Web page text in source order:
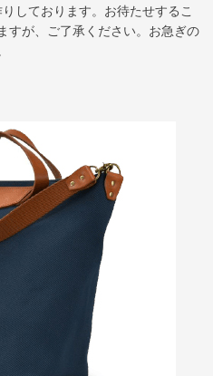
しております。お待たせするこ
すが、ご了承ください。お急ぎの